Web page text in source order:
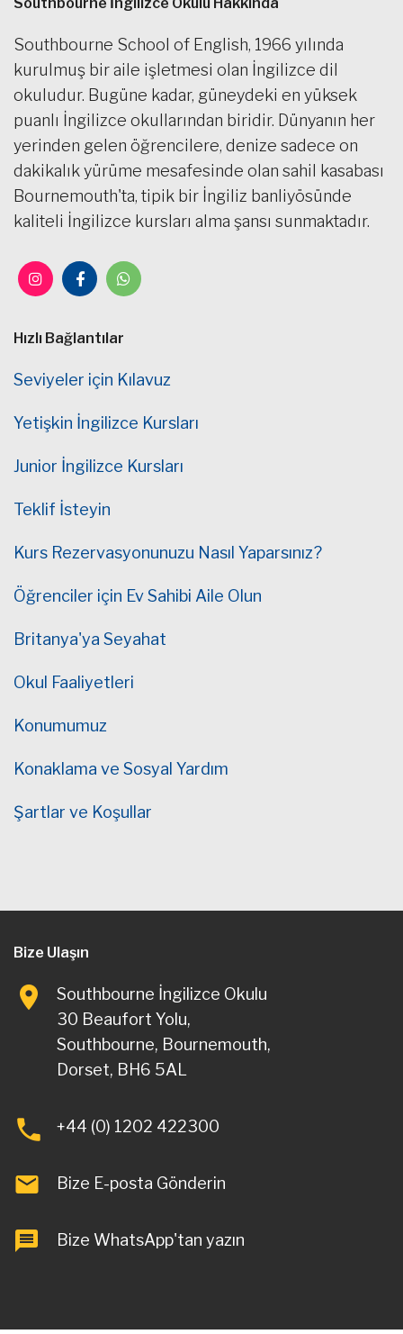
Southbourne School of English, 1966 yılında
kurulmuş bir aile işletmesi olan İngilizce dil
okuludur. Bugüne kadar, güneydeki en yüksek
puanlı İngilizce okullarından biridir. Dünyanın her
yerinden gelen öğrencilere, denize sadece on
dakikalık yürüme mesafesinde olan sahil kasabası
Bournemouth'ta, tipik bir İngiliz banliyösünde
kaliteli İngilizce kursları alma şansı sunmaktadır.
Hızlı Bağlantılar
Seviyeler için Kılavuz
Yetişkin İngilizce Kursları
Junior İngilizce Kursları
Teklif İsteyin
Kurs Rezervasyonunuzu Nasıl Yaparsınız?
Öğrenciler için Ev Sahibi Aile Olun
Britanya'ya Seyahat
Okul Faaliyetleri
Konumumuz
Konaklama ve Sosyal Yardım
Şartlar ve Koşullar
Bize Ulaşın
Southbourne İngilizce Okulu
30 Beaufort Yolu,
Southbourne, Bournemouth,
Dorset, BH6 5AL
+44 (0) 1202 422300
Bize E-posta Gönderin
Bize WhatsApp'tan yazın